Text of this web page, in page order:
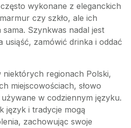
wykonane z eleganckich
czy szkło, ale ich
Szynkwas nadal jest
usiąść, zamówić drinka i oddać
niektórych regionach Polski,
miejscowościach, słowo
w codziennym języku.
język i tradycje mogą
zachowując swoje